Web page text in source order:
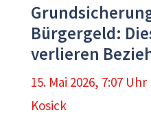
Bürgergeld:
verlieren
15. Mai 2026, 7:07 Uhr
Kosick